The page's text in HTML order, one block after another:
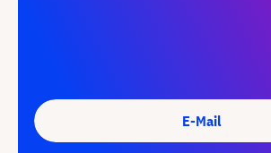
E-Mail